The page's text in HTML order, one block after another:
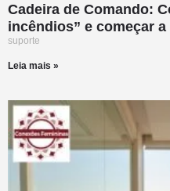
Cadeira de Comando:
incêndios” e começar
suporte
Leia mais »